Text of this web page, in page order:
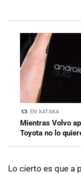
EN XATAKA
Mientras Volvo
Toyota no lo
Lo cierto es que a